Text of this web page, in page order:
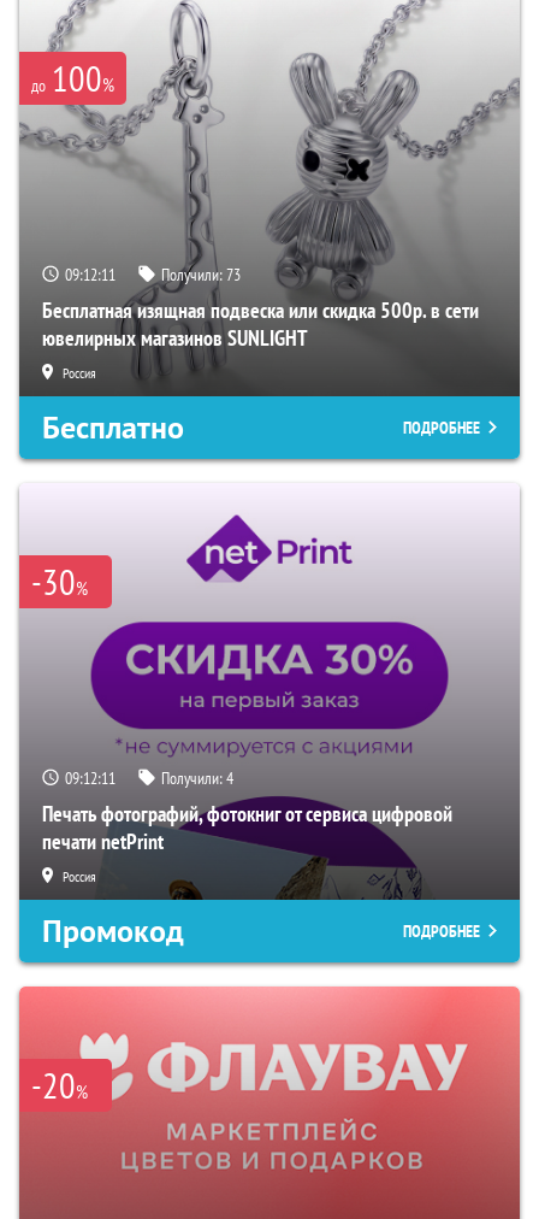
до 100%
09:12:10 Получили:73
Бесплатная изящная подвеска или скидка 500р. в сети
ювелирных магазинов SUNLIGHT
Россия
Бесплатно ПОДРОБНЕЕ
-30%
09:12:10 Получили:4
Печать фотографий, фотокниг от сервиса цифровой
печати netPrint
Россия
Промокод ПОДРОБНЕЕ
-20%